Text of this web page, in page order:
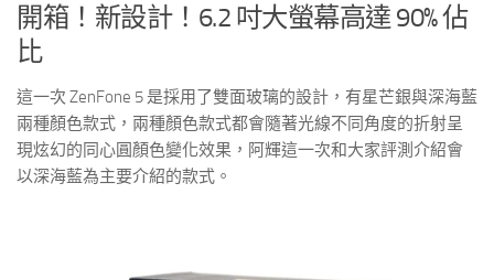
開箱！新設計！6.2 吋大螢幕高達 90% 佔
比
這一次 ZenFone 5 是採用了雙面玻璃的設計，有星芒銀與深海藍
兩種顏色款式，兩種顏色款式都會隨著光線不同角度的折射呈
現炫幻的同心圓顏色變化效果，阿輝這一次和大家評測介紹會
以深海藍為主要介紹的款式。